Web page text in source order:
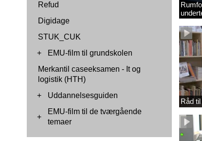
Refud
Digidage
STUK_CUK
+
EMU-film til grundskolen
Merkantil caseeksamen - It og
logistik (HTH)
+
Uddannelsesguiden
+
EMU-film til de tværgående
temaer
Råd